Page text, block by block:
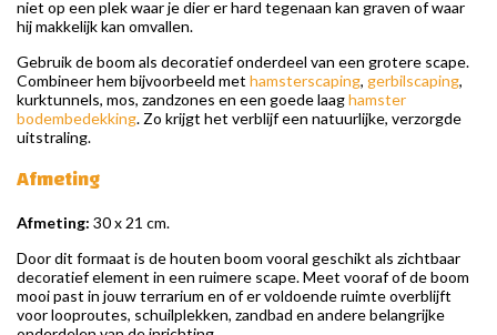
niet op een plek waar je dier er hard tegenaan kan graven of waar
hij makkelijk kan omvallen.
Gebruik de boom als decoratief onderdeel van een grotere scape.
Combineer hem bijvoorbeeld met hamsterscaping, gerbilscaping,
kurktunnels, mos, zandzones en een goede laaghamster
bodembedekking. Zo krijgt het verblijf een natuurlijke, verzorgde
uitstraling.
Afmeting
Afmeting: 30 x 21 cm.
Door dit formaat is de houten boom vooral geschikt als zichtbaar
decoratief element in een ruimere scape. Meet vooraf of de boom
mooi past in jouw terrarium en of er voldoende ruimte overblijft
voor looproutes, schuilplekken, zandbad en andere belangrijke